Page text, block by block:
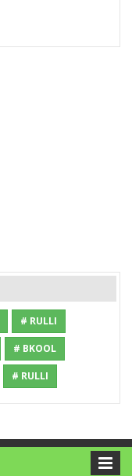
# RULLI
# BKOOL
# RULLI